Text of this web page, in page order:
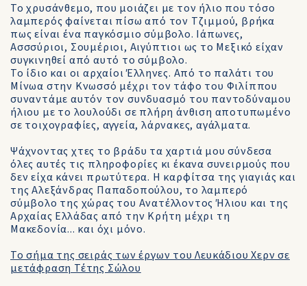
Το χρυσάνθεμο, που μοιάζει με τον ήλιο που τόσο
λαμπερός φαίνεται πίσω από τον Τζιμμού, βρήκα
πως είναι ένα παγκόσμιο σύμβολο. Ιάπωνες,
Ασσσύριοι, Σουμέριοι, Αιγύπτιοι ως το Μεξικό είχαν
συγκινηθεί από αυτό το σύμβολο.
Το ίδιο και οι αρχαίοι Έλληνες. Από το παλάτι του
Μίνωα στην Κνωσσό μέχρι τον τάφο του Φιλίππου
συναντάμε αυτόν τον συνδυασμό του παντοδύναμου
ήλιου με το λουλούδι σε πλήρη άνθιση αποτυπωμένο
σε τοιχογραφίες, αγγεία, λάρνακες, αγάλματα.
Ψάχνοντας χτες το βράδυ τα χαρτιά μου σύνδεσα
όλες αυτές τις πληροφορίες κι έκανα συνειρμούς που
δεν είχα κάνει πρωτύτερα. Η καρφίτσα της γιαγιάς και
της Αλεξάνδρας Παπαδοπούλου, το λαμπερό
σύμβολο της χώρας του Ανατέλλοντος Ήλιου και της
Αρχαίας Ελλάδας από την Κρήτη μέχρι τη
Μακεδονία... και όχι μόνο.
Το σήμα της σειράς των έργων του Λευκάδιου Χερν σε
μετάφραση Τέτης Σώλου